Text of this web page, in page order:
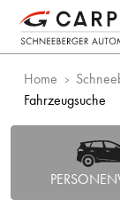
Home
Fahrzeugsuche